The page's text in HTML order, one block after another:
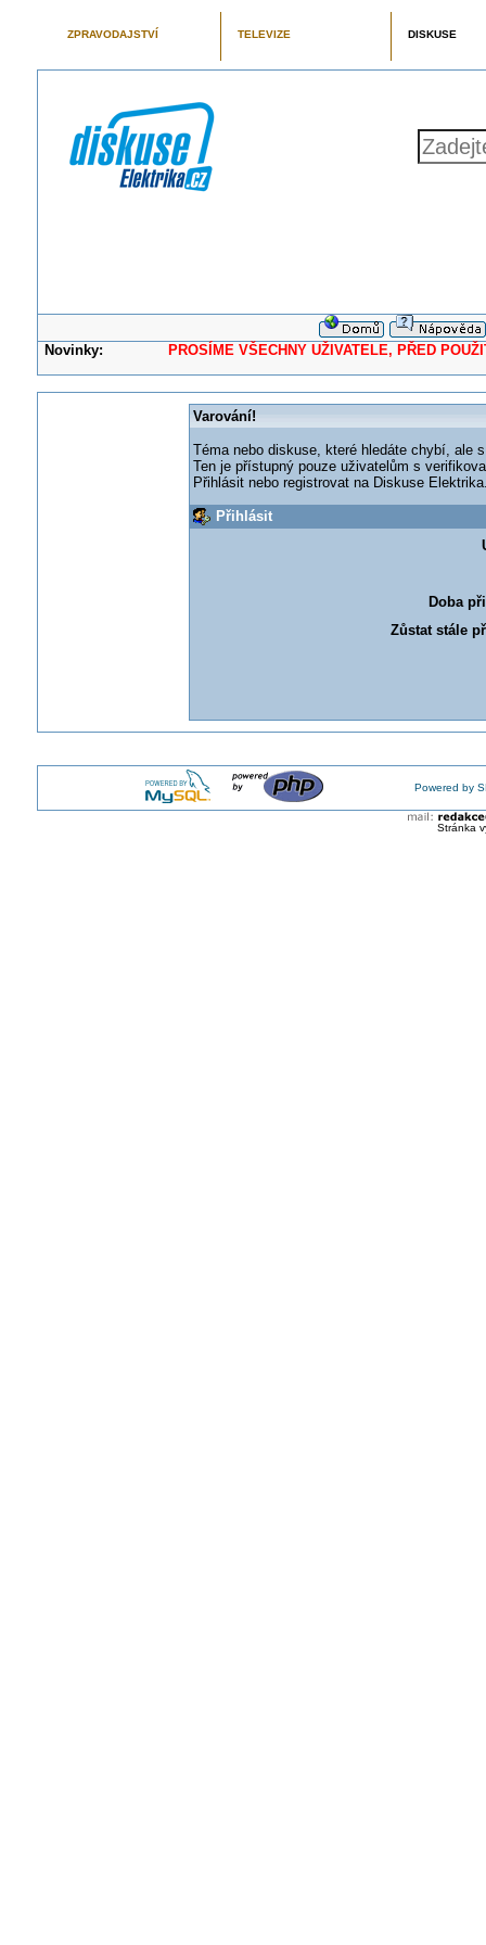
ZPRAVODAJSTVÍ TELEVIZE DISKUSE
Novinky: PROSÍME VŠECHNY UŽIVATELE, PŘED
Varování!
Téma nebo diskuse, které hledáte chybí, ale
Ten je přístupný pouze uživatelům s
Přihlásit nebo registrovat na Diskuse
Přihlásit
Doba
Zůstat stále
Powered by
Stránka